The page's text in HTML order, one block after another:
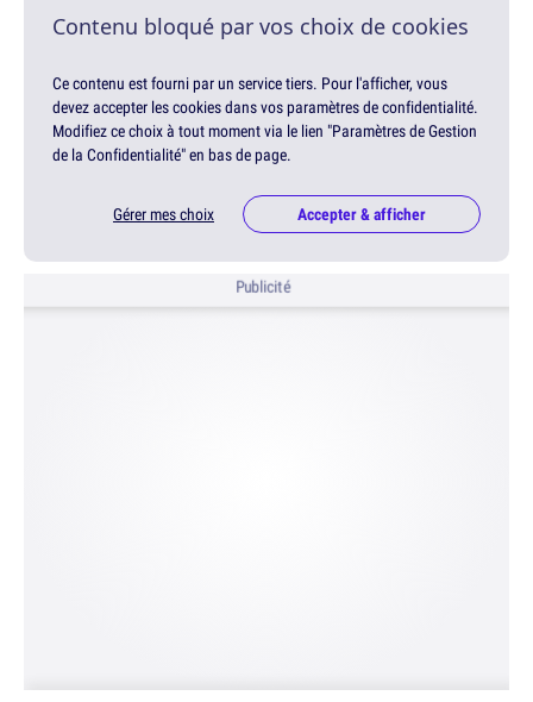
Contenu bloqué par vos choix de cookies
Ce contenu est fourni par un service tiers. Pour l'afficher, vous
devez accepter les cookies dans vos paramètres de confidentialité.
Modifiez ce choix à tout moment via le lien "Paramètres de Gestion
de la Confidentialité" en bas de page.
Gérer mes choix Accepter & afficher
Publicité